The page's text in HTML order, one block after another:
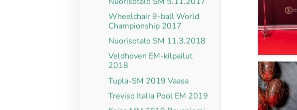
Wheelchair 9-ball World
Championship 2017
Nuorisotalo SM 11.3.2018
Veldhoven EM-kilpailut
2018
Tupla-SM 2019 Vaasa
Treviso Italia Pool EM 2019